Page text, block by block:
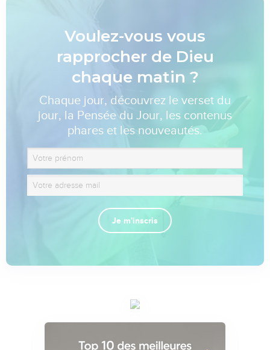
Voulez-vous vous
rapprocher de Dieu
chaque matin ?
Chaque jour, découvrez le verset du
jour, la Pensée du Jour, les contenus
phares et les nouveautés.
Je m'inscris